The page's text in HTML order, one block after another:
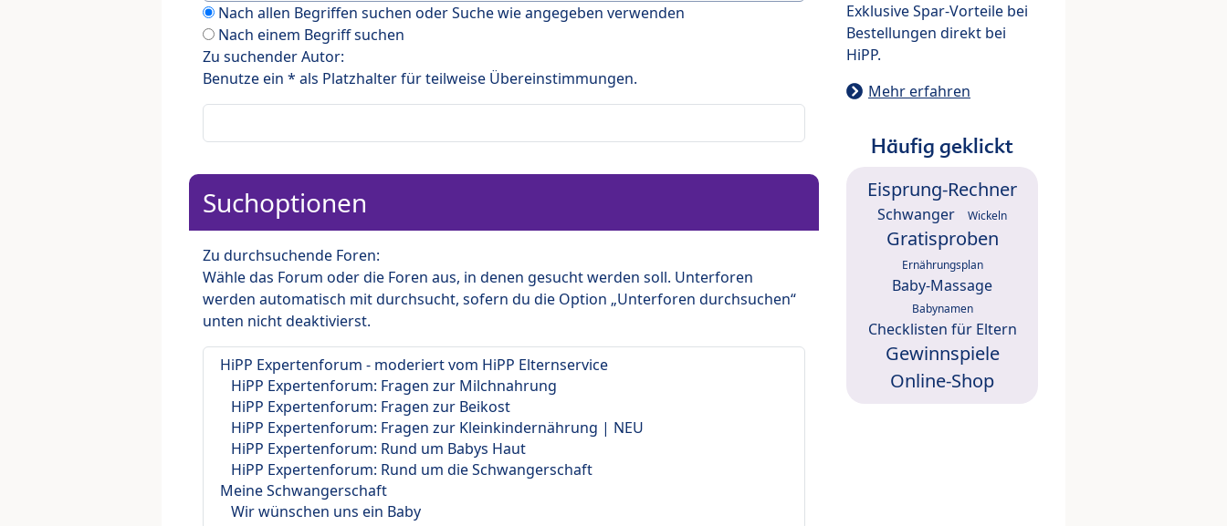
Nach allen Begriffen suchen oder Suche wie angegeben verwenden
Nach einem Begriff suchen
Zu suchender Autor:
Benutze ein * als Platzhalter für teilweise Übereinstimmungen.
Suchoptionen
Zu durchsuchende Foren:
Wähle das Forum oder die Foren aus, in denen gesucht werden soll. Unterforen
werden automatisch mit durchsucht, sofern du die Option „Unterforen durchsuchen“
unten nicht deaktivierst.
Exklusive Spar-Vorteile bei
Bestellungen direkt bei
HiPP.
Mehr erfahren
Häufig geklickt
Eisprung-Rechner
Schwanger Wickeln
Gratisproben
Ernährungsplan
Baby-Massage
Babynamen
Checklisten für Eltern
Gewinnspiele
Online-Shop